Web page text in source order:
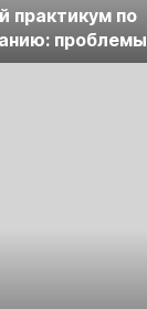
практикум по
проблемы